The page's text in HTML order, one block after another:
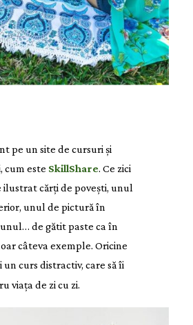
pe un site de cursuri și
cum este SkillShare. Ce zici
ilustrat cărți de povești, unul
unul de pictură în
de gătit paste ca în
câteva exemple. Oricine
un curs distractiv, care să îi
viața de zi cu zi.